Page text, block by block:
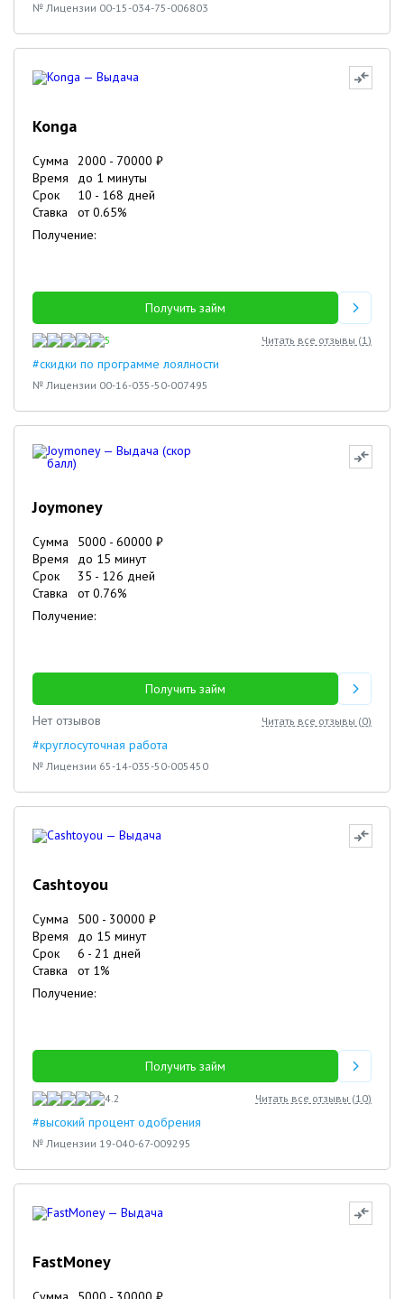
№ Лицензии 00-15-034-75-006803
Konga
Сумма 2000 - 70000 ₽
Время
до 1 минуты
Срок
10 - 168 дней
Ставка
от0.65%
Получение:
Получить займ
5 Читать все отзывы (1)
#скидки по программе лоялности
№ Лицензии 00-16-035-50-007495
Joymoney
Сумма 5000 - 60000 ₽
Время
до 15 минут
Срок
35 - 126 дней
Ставка
от0.76%
Получение:
Получить займ
Нет отзывов
Читать все отзывы (0)
#круглосуточная работа
№ Лицензии 65-14-035-50-005450
Cashtoyou
Сумма 500 - 30000 ₽
Время
до 15 минут
Срок
6 - 21 дней
Ставка
от 1%
Получение:
Получить займ
4.2 Читать все отзывы (10)
#высокий процент одобрения
№ Лицензии 19-040-67-009295
FastMoney